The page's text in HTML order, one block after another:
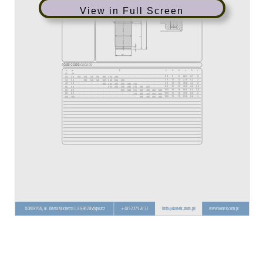
View in Full Screen